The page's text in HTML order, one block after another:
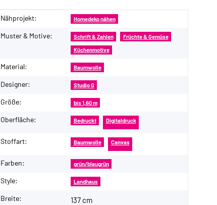
Produkteigenschaft
Wert
Nähprojekt: Homedeko nähen
Muster & Motive: Schrift & Zahlen Früchte & Gemüse
Küchenmotive
Material: Baumwolle
Designer: Studio G
Größe: bis 1,60 m
Oberfläche: Bedruckt Digitaldruck
Stoffart: Baumwolle Canvas
Farben: grün/blaugrün
Style: Landhaus
Breite: 137 cm